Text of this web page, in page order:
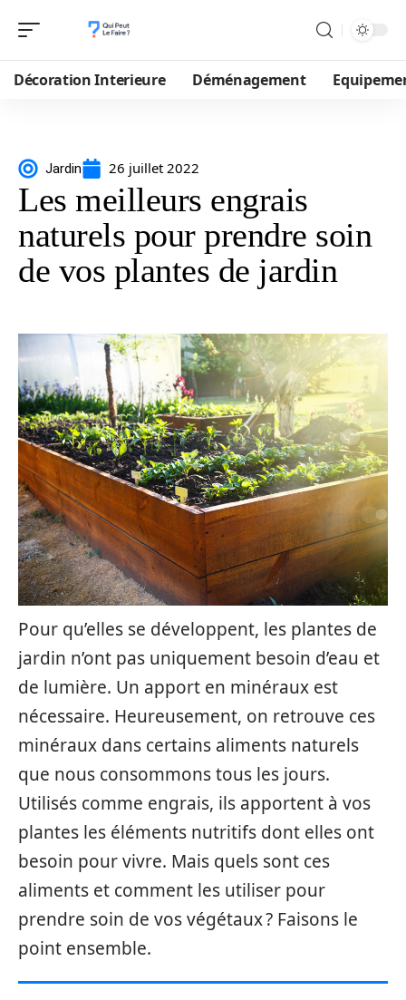
Décoration Interieure Déménagement
Jardin 26 juillet 2022
Les meilleurs engrais
naturels pour prendre soin
de vos plantes de jardin
Pour qu’elles se développent, les plantes de
jardin n’ont pas uniquement besoin d’eau et
de lumière. Un apport en minéraux est
nécessaire. Heureusement, on retrouve ces
minéraux dans certains aliments naturels
que nous consommons tous les jours.
Utilisés comme engrais, ils apportent à vos
plantes les éléments nutritifs dont elles ont
besoin pour vivre. Mais quels sont ces
aliments et comment les utiliser pour
prendre soin de vos végétaux ? Faisons le
point ensemble.